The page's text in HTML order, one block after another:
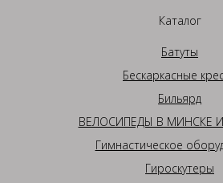
Каталог
Батуты
Бескаркасные
Бильярд
ВЕЛОСИПЕДЫ В МИНСКЕ
Гимнастическое
Гироскутеры